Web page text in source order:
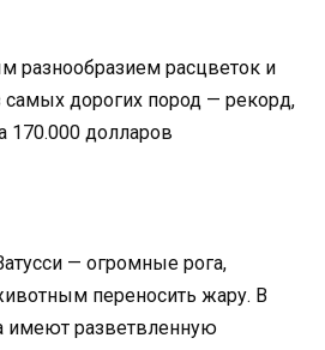
разнообразием расцветок и
самых дорогих пород — рекорд,
170.000 долларов
— огромные рога,
переносить жару. В
имеют разветвленную